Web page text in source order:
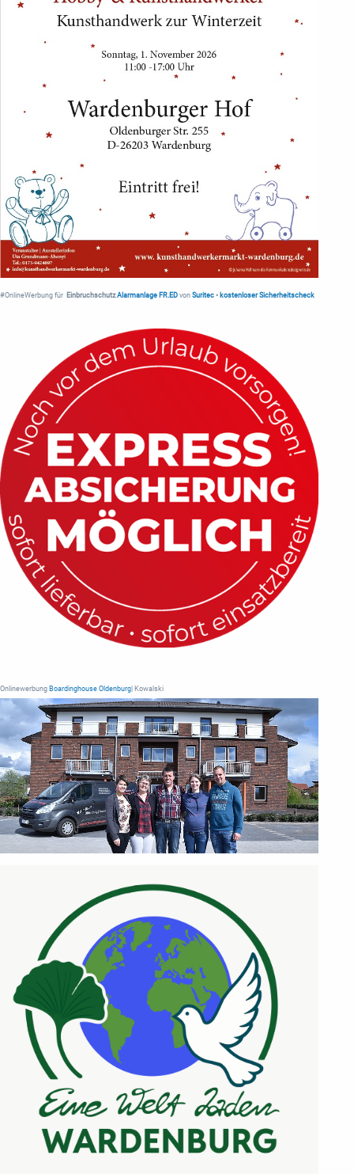
#OnlineWerbung für Einbruchschutz Alarmanlage FR.ED von Suritec • kostenloser Sicherheitscheck
Onlinewerbung Boardinghouse Oldenburg | Kowalski